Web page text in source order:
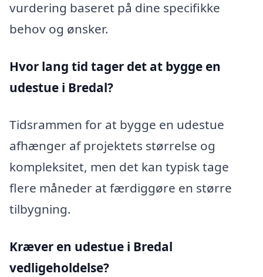
vurdering baseret på dine specifikke
behov og ønsker.
Hvor lang tid tager det at bygge en
udestue i Bredal?
Tidsrammen for at bygge en udestue
afhænger af projektets størrelse og
kompleksitet, men det kan typisk tage
flere måneder at færdiggøre en større
tilbygning.
Kræver en udestue i Bredal
vedligeholdelse?